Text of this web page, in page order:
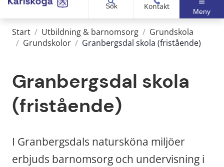
Sök Kontakt
Meny
Start / Utbildning & barnomsorg / Grundskola
/ Grundskolor / Granbergsdal skola (fristående)
Granbergsdal skola
(fristående)
I Granbergsdals natursköna miljöer
erbjuds barnomsorg och undervisning i